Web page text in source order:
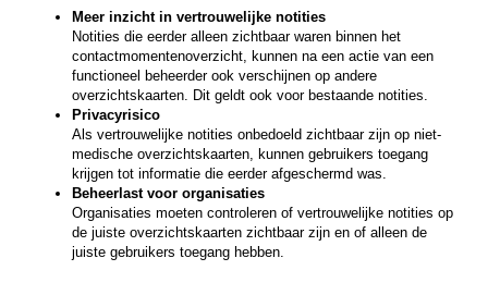
Meer inzicht in vertrouwelijke notities
Notities die eerder alleen zichtbaar waren binnen het
contactmomentenoverzicht, kunnen na een actie van een
functioneel beheerder ook verschijnen op andere
overzichtskaarten. Dit geldt ook voor bestaande notities.
Privacyrisico
Als vertrouwelijke notities onbedoeld zichtbaar zijn op niet-
medische overzichtskaarten, kunnen gebruikers toegang
krijgen tot informatie die eerder afgeschermd was.
Beheerlast voor organisaties
Organisaties moeten controleren of vertrouwelijke notities op
de juiste overzichtskaarten zichtbaar zijn en of alleen de
juiste gebruikers toegang hebben.